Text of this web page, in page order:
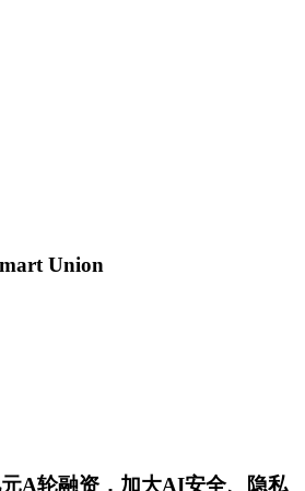
Union
A轮融资，加大AI安全、隐私